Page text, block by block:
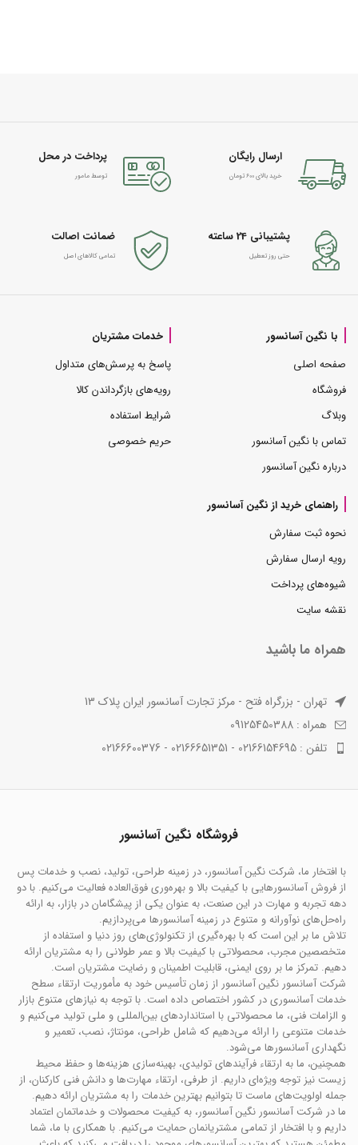
ارسال رایگان
خرید بالای 600 تومان
پرداخت در محل
توسط مامور
پشتیبانی 24 ساعته
حتی روز تعطیل
ضمانت اصالت
تمامی کالاهای اصل
با نگین آسانسور
صفحه اصلی
فروشگاه
وبلاگ
تماس با نگین آسانسور
درباره نگین آسانسور
خدمات مشتریان
پاسخ به پرسش‌های متداول
رویه‌های بازگرداندن کالا
شرایط استفاده
حریم خصوصی
راهنمای خرید از نگین آسانسور
نحوه ثبت سفارش
رویه ارسال سفارش
شیوه‌های پرداخت
نقشه سایت
همراه ما باشید
تهران - بزرگراه فتح - مرکز تجارت آسانسور ایران پلاک 13
همراه : 09125450388
تلفن : 02166154695 - 02166651351 - 02166600376
فروشگاه نگین آسانسور
با افتخار ما، شرکت نگین آسانسور، در زمینه طراحی، تولید، نصب و خدمات پس
از فروش آسانسورهایی با کیفیت بالا و بهره‌وری فوق‌العاده فعالیت می‌کنیم. با دو
دهه تجربه و مهارت در این صنعت، به عنوان یکی از پیشگامان در بازار، به ارائه
راه‌حل‌های نوآورانه و متنوع در زمینه آسانسورها می‌پردازیم.
تلاش ما بر این است که با بهره‌گیری از تکنولوژی‌های روز دنیا و استفاده از
متخصصین مجرب، محصولاتی با کیفیت بالا و عمر طولانی را به مشتریان ارائه
دهیم. تمرکز ما بر روی ایمنی، قابلیت اطمینان و رضایت مشتریان است.
شرکت آسانسور نگین آسانسور از زمان تأسیس خود به مأموریت ارتقاء سطح
خدمات آسانسوری در کشور اختصاص داده است. با توجه به نیازهای متنوع بازار
و الزامات فنی، ما محصولاتی با استانداردهای بین‌المللی و ملی تولید می‌کنیم و
خدمات متنوعی را ارائه می‌دهیم که شامل طراحی، مونتاژ، نصب، تعمیر و
نگهداری آسانسورها می‌شود.
همچنین، ما به ارتقاء فرآیندهای تولیدی، بهینه‌سازی هزینه‌ها و حفظ محیط
زیست نیز توجه ویژه‌ای داریم. از طرفی، ارتقاء مهارت‌ها و دانش فنی کارکنان، از
جمله اولویت‌های ماست تا بتوانیم بهترین خدمات را به مشتریان ارائه دهیم.
ما در شرکت آسانسور نگین آسانسور، به کیفیت محصولات و خدماتمان اعتماد
داریم و با افتخار از تمامی مشتریانمان حمایت می‌کنیم. با همکاری با ما، شما